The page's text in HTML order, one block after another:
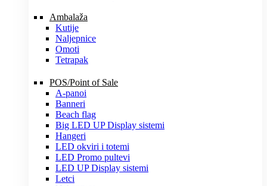
Ambalaža
Kutije
Naljepnice
Omoti
Tetrapak
POS/Point of Sale
A-panoi
Banneri
Beach flag
Big LED UP Display sistemi
Hangeri
LED okviri i totemi
LED Promo pultevi
LED UP Display sistemi
Letci